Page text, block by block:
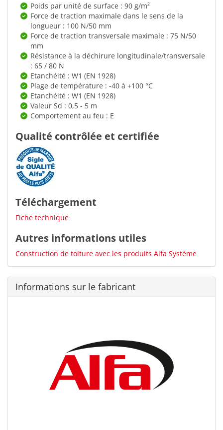
Poids par unité de surface : 90 g/m²
Force de traction maximale dans le sens de la
longueur : 100 N/50 mm
Force de traction transversale maximale : 75 N/50
mm
Résistance à la déchirure longitudinale/transversale
: 65 / 80 N
Etanchéité : W1 (EN 1928)
Plage de température : -40 à +100 °C
Etanchéité : W1 (EN 1928)
Valeur Sd : 0,5 - 5 m
Comportement au feu : E
Qualité contrôlée et certifiée
Téléchargement
Fiche technique
Autres informations utiles
Construction de toiture avec les produits Alfa Système
Informations sur le fabricant